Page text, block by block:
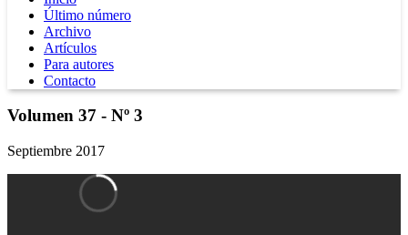
Último número
Archivo
Artículos
Para autores
Contacto
Volumen 37 - Nº 3
Septiembre 2017